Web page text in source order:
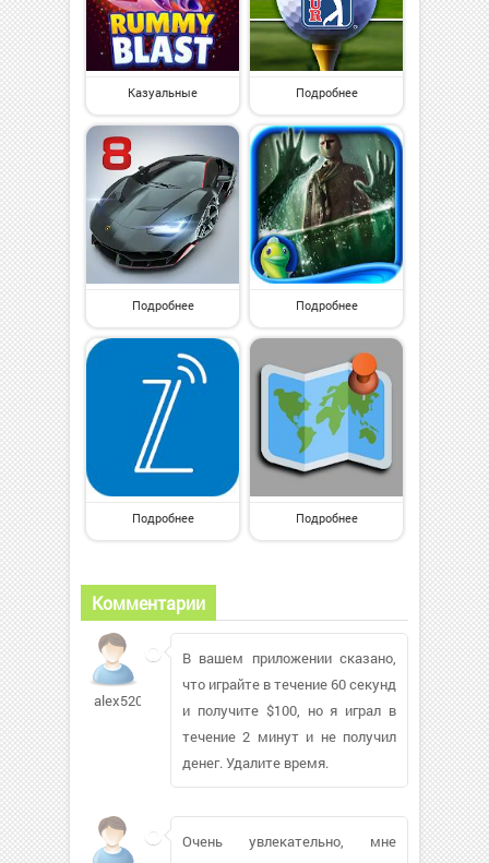
Казуальные Подробнее
Подробнее Подробнее
Подробнее Подробнее
Комментарии
alex52052470
В вашем приложении сказано,
что играйте в течение 60 секунд
и получите $100, но я играл в
течение 2 минут и не получил
денег. Удалите время.
Очень увлекательно, мне